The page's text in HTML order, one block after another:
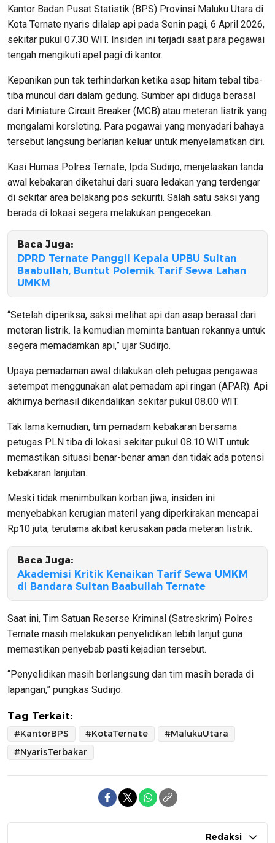
Kantor Badan Pusat Statistik (BPS) Provinsi Maluku Utara di
Kota Ternate nyaris dilalap api pada Senin pagi, 6 April 2026,
sekitar pukul 07.30 WIT. Insiden ini terjadi saat para pegawai
tengah mengikuti apel pagi di kantor.
Kepanikan pun tak terhindarkan ketika asap hitam tebal tiba-
tiba muncul dari dalam gedung. Sumber api diduga berasal
dari Miniature Circuit Breaker (MCB) atau meteran listrik yang
mengalami korsleting. Para pegawai yang menyadari bahaya
tersebut langsung berlarian keluar untuk menyelamatkan diri.
Kasi Humas Polres Ternate, Ipda Sudirjo, menjelaskan tanda
awal kebakaran diketahui dari suara ledakan yang terdengar
di sekitar area belakang pos sekuriti. Salah satu saksi yang
berada di lokasi segera melakukan pengecekan.
Baca Juga:
DPRD Ternate Panggil Kepala UPBU Sultan
Baabullah, Buntut Polemik Tarif Sewa Lahan
UMKM
“Setelah diperiksa, saksi melihat api dan asap berasal dari
meteran listrik. Ia kemudian meminta bantuan rekannya untuk
segera memadamkan api,” ujar Sudirjo.
Upaya pemadaman awal dilakukan oleh petugas pengawas
setempat menggunakan alat pemadam api ringan (APAR). Api
akhirnya berhasil dikendalikan sekitar pukul 08.00 WIT.
Tak lama kemudian, tim pemadam kebakaran bersama
petugas PLN tiba di lokasi sekitar pukul 08.10 WIT untuk
memastikan situasi benar-benar aman dan tidak ada potensi
kebakaran lanjutan.
Meski tidak menimbulkan korban jiwa, insiden ini
menyebabkan kerugian materil yang diperkirakan mencapai
Rp10 juta, terutama akibat kerusakan pada meteran listrik.
Baca Juga:
Akademisi Kritik Kenaikan Tarif Sewa UMKM
di Bandara Sultan Baabullah Ternate
Saat ini, Tim Satuan Reserse Kriminal (Satreskrim) Polres
Ternate masih melakukan penyelidikan lebih lanjut guna
memastikan penyebab pasti kejadian tersebut.
“Penyelidikan masih berlangsung dan tim masih berada di
lapangan,” pungkas Sudirjo.
Tag Terkait:
#KantorBPS #KotaTernate
#MalukuUtara
#NyarisTerbakar
Redaksi